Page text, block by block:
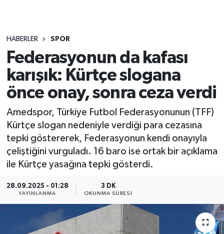
HABERLER SPOR
Federasyonun da kafası
karışık: Kürtçe slogana
önce onay, sonra ceza verdi
Amedspor, Türkiye Futbol Federasyonunun (TFF)
Kürtçe slogan nedeniyle verdiği para cezasına
tepki göstererek, Federasyonun kendi onayıyla
çeliştiğini vurguladı. 16 baro ise ortak bir açıklama
ile Kürtçe yasağına tepki gösterdi.
28.09.2025 - 01:28
YAYINLANMA
3 DK
OKUNMA SÜRESI